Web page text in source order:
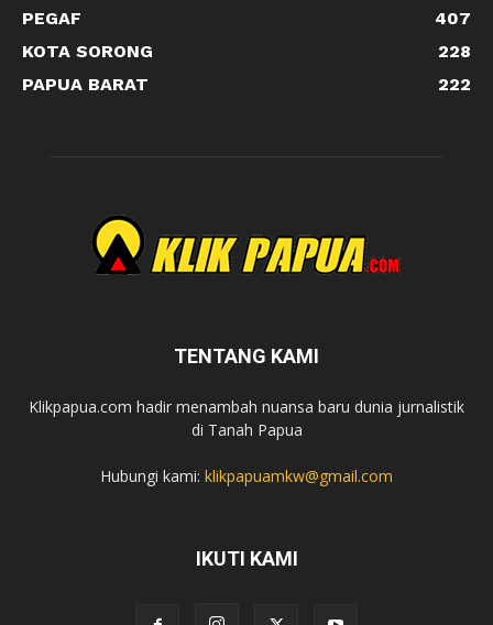
PEGAF
407
KOTA SORONG
228
PAPUA BARAT
222
TENTANG KAMI
Klikpapua.com hadir menambah nuansa baru dunia jurnalistik
di Tanah Papua
Hubungi kami: klikpapuamkw@gmail.com
IKUTI KAMI